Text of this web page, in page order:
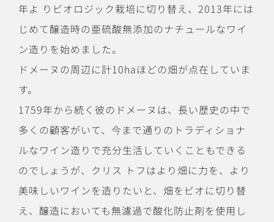
年よ りビオロジック栽培に切り替え、2013年には
じめて醸造時の亜硫酸無添加のナチュールなワイ
ン造りを始めました。
ドメーヌの周辺に計10haほどの畑が点在していま
す。
1759年から続く彼のドメーヌは、長い歴史の中で
多くの顧客がいて、今まで通りのトラディショナ
ルなワイン造りで充分生活していくこともできる
のでしょうが、クリス トフはより畑に力を、より
美味しいワインを造りたいと、畑をビオに切り替
え、醸造においても無濾過で酸化防止剤を使用し